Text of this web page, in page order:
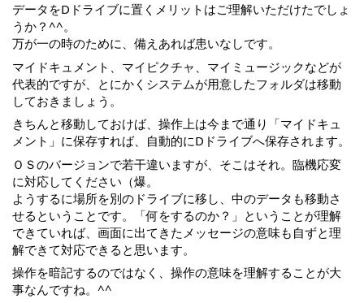
データをDドライブに置くメリットはご理解いただけたでしょ
うか？^^。
万が一の時のために、備えあれば患いなしです。
マイドキュメント、マイピクチャ、マイミュージックなどが
代表的ですが、とにかくシステムが用意したフォルダは移動
しておきましょう。
きちんと移動しておけば、操作上は今まで通り「マイドキュ
メント」に保存すれば、自動的にDドライブへ保存されます。
ＯＳのバージョンで若干違いますが、そこはそれ。臨機応変
に対応してください（爆。
ようするに場所を別のドライブに移し、中のデータも移動さ
せるということです。「何をするのか？」ということが理解
できていれば、画面に出てきたメッセージの意味も自ずと理
解できて対応できると思います。
操作を暗記するのではなく、操作の意味を理解することが大
事なんですね。^^